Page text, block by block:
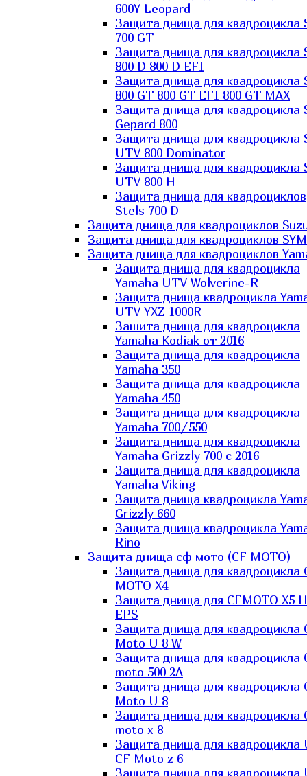
600Y Leopard
Защита днища для квадроцикла
700 GT
Защита днища для квадроцикла
800 D 800 D EFI
Защита днища для квадроцикла
800 GT 800 GT EFI 800 GT MAX
Защита днища для квадроцикла
Gepard 800
Защита днища для квадроцикла
UTV 800 Dominator
Защита днища для квадроцикла
UTV 800 H
Защита днища для квадроциклов
Stels 700 D
Защита днища для квадроциклов
Защита днища для квадроциклов SYM
Защита днища для квадроциклов
Защита днища для квадроцикла
Yamaha UTV Wolverine-R
Защита днища квадроцикла
UTV YXZ 1000R
Зашита днища для квадроцикла
Yamaha Kodiak от 2016
Защита днища для квадроцикла
Yamaha 350
Защита днища для квадроцикла
Yamaha 450
Защита днища для квадроцикла
Yamaha 700/550
Защита днища для квадроцикла
Yamaha Grizzly 700 с 2016
Защита днища для квадроцикла
Yamaha Viking
Защита днища квадроцикла
Grizzly 660
Защита днища квадроцикла
Rino
Защита днища сф мото (CF MOTO)
Защита днища для квадроцикла
MOTO X4
Защита днища для CFMOTO X5
EPS
Защита днища для квадроцикла
Moto U 8 W
Защита днища для квадроцикла
moto 500 2A
Защита днища для квадроцикла
Moto U 8
Защита днища для квадроцикла
moto x 8
Защита днища для квадроцикла
CF Moto z 6
Защита днища для квадроцикла